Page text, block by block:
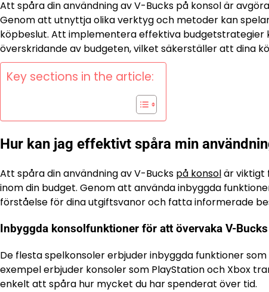
Att spåra din användning av V-Bucks på konsol är
Genom att utnyttja olika verktyg och metoder kan
köpbeslut. Att implementera effektiva
överskridande av budgeten, vilket säkerställer att dina
Key sections in the article:
Hur kan jag effektivt spåra min
Att spåra din användning av V-Bucks på konsolär viktigt
inom din budget. Genom att använda inbyggda
förståelse för dina utgiftsvanor och fatta informerade
Inbyggda konsolfunktioner för att övervaka V-Bucks
De flesta spelkonsoler erbjuder inbyggda funktioner
exempel erbjuder konsoler som PlayStation och Xbox
enkelt att spåra hur mycket du har spenderat över tid.